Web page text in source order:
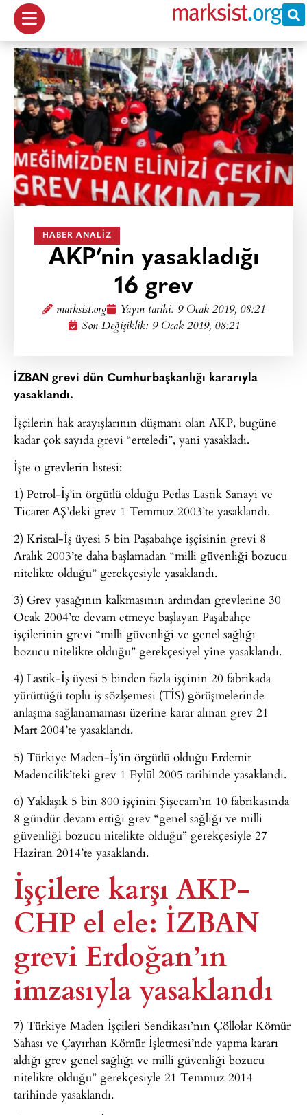
HABER ANALIZ
AKP’nin yasakladığı
16 grev
marksist.org Yayın tarihi: 9 Ocak 2019, 08:21
Son Değişiklik: 9 Ocak 2019, 08:21
İZBAN grevi dün Cumhurbaşkanlığı kararıyla
yasaklandı.
İşçilerin hak arayışlarının düşmanı olan AKP, bugüne
kadar çok sayıda grevi “erteledi”, yani yasakladı.
İşte o grevlerin listesi:
1) Petrol-İş’in örgütlü olduğu Petlas Lastik Sanayi ve
Ticaret AŞ’deki grev 1 Temmuz 2003’te yasaklandı.
2) Kristal-İş üyesi 5 bin Paşabahçe işçisinin grevi 8
Aralık 2003’te daha başlamadan “milli güvenliği bozucu
nitelikte olduğu” gerekçesiyle yasaklandı.
3) Grev yasağının kalkmasının ardından grevlerine 30
Ocak 2004’te devam etmeye başlayan Paşabahçe
işçilerinin grevi “milli güvenliği ve genel sağlığı
bozucu nitelikte olduğu” gerekçesiyel yine yasaklandı.
4) Lastik-İş üyesi 5 binden fazla işçinin 20 fabrikada
yürüttüğü toplu iş sözlşemesi (TİS) görüşmelerinde
anlaşma sağlanamaması üzerine karar alınan grev 21
Mart 2004’te yasaklandı.
5) Türkiye Maden-İş’in örgütlü olduğu Erdemir
Madencilik’teki grev 1 Eylül 2005 tarihinde yasaklandı.
6) Yaklaşık 5 bin 800 işçinin Şişecam’ın 10 fabrikasında
8 gündür devam ettiği grev “genel sağlığı ve milli
güvenliği bozucu nitelikte olduğu” gerekçesiyle 27
Haziran 2014’te yasaklandı.
İşçilere karşı AKP-
CHP el ele: İZBAN
grevi Erdoğan’ın
imzasıyla yasaklandı
7) Türkiye Maden İşçileri Sendikası’nın Çöllolar Kömür
Sahası ve Çayırhan Kömür İşletmesi’nde yapma kararı
aldığı grev genel sağlığı ve milli güvenliği bozucu
nitelikte olduğu” gerekçesiyle 21 Temmuz 2014
tarihinde yasaklandı.